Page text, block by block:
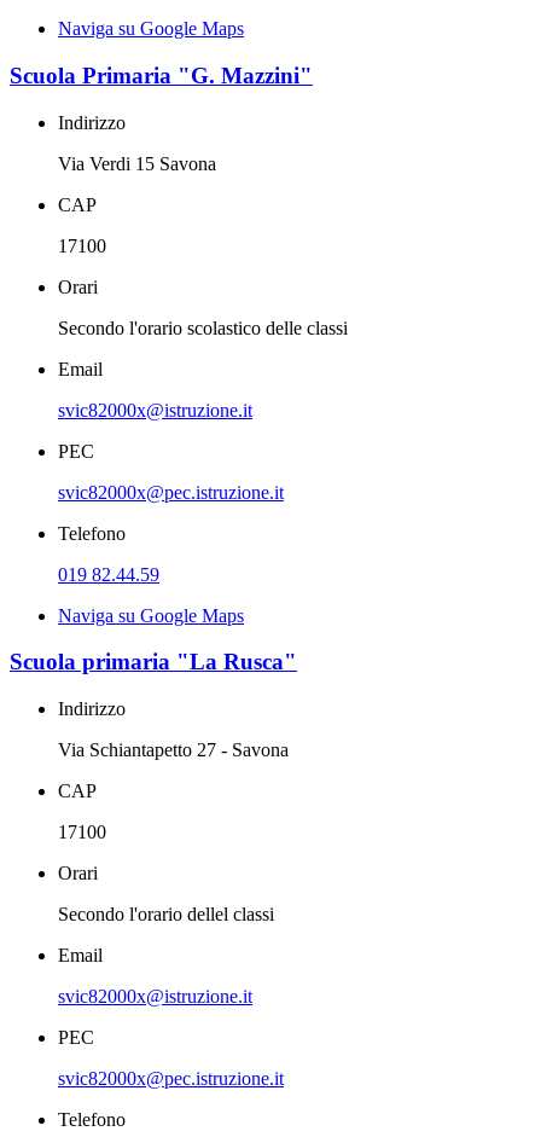
Naviga su Google Maps
Scuola Primaria "G. Mazzini"
Indirizzo
Via Verdi 15 Savona
CAP
17100
Orari
Secondo l'orario scolastico delle classi
Email
svic82000x@istruzione.it
PEC
svic82000x@pec.istruzione.it
Telefono
019 82.44.59
Naviga su Google Maps
Scuola primaria "La Rusca"
Indirizzo
Via Schiantapetto 27 - Savona
CAP
17100
Orari
Secondo l'orario dellel classi
Email
svic82000x@istruzione.it
PEC
svic82000x@pec.istruzione.it
Telefono